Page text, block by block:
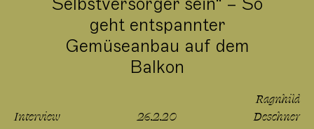
geht entspannter
Gemüseanbau auf dem
Balkon
Interview 26.2.20
Ragnhild
Deschner